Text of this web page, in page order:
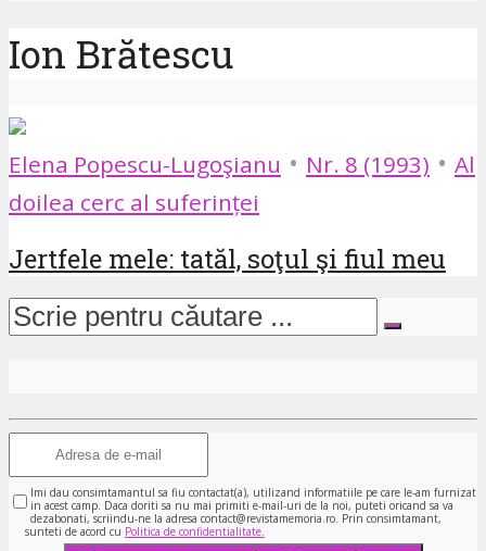
Ion Brătescu
Elena Popescu-Lugoşianu • Nr. 8 (1993) • Al
doilea cerc al suferinței
Jertfele mele: tatăl, soţul şi fiul meu
Imi dau consimtamantul sa fiu contactat(a), utilizand informatiile pe care le-am furnizat
in acest camp. Daca doriti sa nu mai primiti e-mail-uri de la noi, puteti oricand sa va
dezabonati, scriindu-ne la adresa contact@revistamemoria.ro. Prin consimtamant,
sunteti de acord cu Politica de confidentialitate.